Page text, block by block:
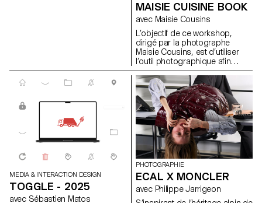
MAISIE CUISINE BOOK
avec Maisie Cousins
L’objectif de ce workshop,
dirigé par la photographe
Maisie Cousins, est d’utiliser
l’outil photographique afin
d’élargir notre capacité
d’observation. Durant la
semaine, les étudiants ont
exploré la macrophotographie
pour créer des univers
miniatures et abstraits à partir
d’objets et d’accessoires du
quotidien. Cela nous invite à
réfléchir : qu’est-ce que nous
négligeons encore dans notre
environnement immédiat ?
MEDIA & INTERACTION DESIGN
TOGGLE - 2025
avec Sébastien Matos
PHOTOGRAPHIE
ECAL X MONCLER
avec Philippe Jarrigeon